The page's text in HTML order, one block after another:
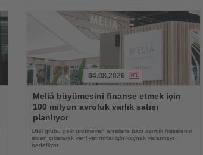
Oku
04.08.2026
Meliá büyümesini finanse etmek için
100 milyon avroluk varlık satışı
planlıyor
Otel grubu gelir üretmeyen arsalarla bazı azınlık hisselerini
elden çıkararak yeni yatırımlar için kaynak yaratmayı
hedefliyor